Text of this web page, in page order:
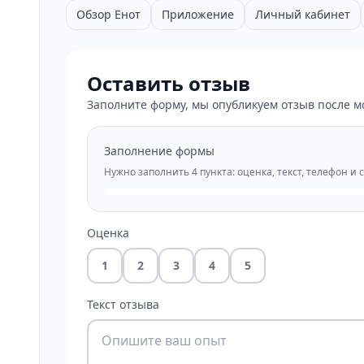
Обзор Енот Приложение Личный кабинет
Оставить отзыв
Заполните форму, мы опубликуем отзыв после
Заполнение формы
Нужно заполнить 4 пункта: оценка, текст, телефон и
Оценка
1 2 3 4 5
Текст отзыва